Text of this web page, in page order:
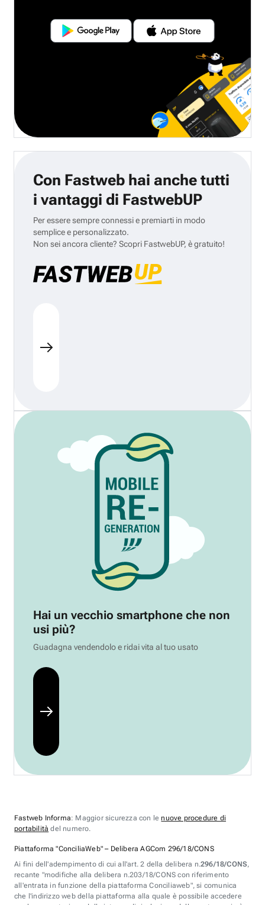
Con Fastweb hai anche tutti
i vantaggi di FastwebUP
Per essere sempre connessi e premiarti in modo
semplice e personalizzato.
Non sei ancora cliente? Scopri FastwebUP, è gratuito!
Hai un vecchio smartphone che non
usi più?
Guadagna vendendolo e ridai vita al tuo usato
Fastweb Informa: Maggior sicurezza con lenuove procedure di
portabilità del numero.
Piattaforma "ConciliaWeb" – Delibera AGCom 296/18/CONS
Ai fini dell'adempimento di cui all'art. 2 della delibera n.296/18/CONS,
recante "modifiche alla delibera n.203/18/CONS con riferimento
all'entrata in funzione della piattaforma Conciliaweb", si comunica
che l'indirizzo web della piattaforma alla quale è possibile accedere